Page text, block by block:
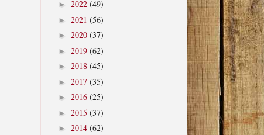
► 2022 (49)
► 2021 (56)
► 2020 (37)
► 2019 (62)
► 2018 (45)
► 2017 (35)
► 2016 (25)
► 2015 (37)
► 2014 (62)